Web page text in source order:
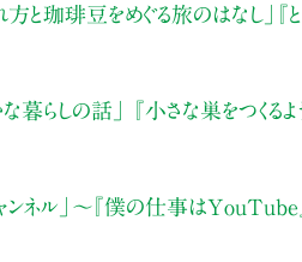
方と珈琲豆をめぐる旅のはなし」
『
しの話」 『小さな巣をつくるよ
ネル」〜『僕の仕事は